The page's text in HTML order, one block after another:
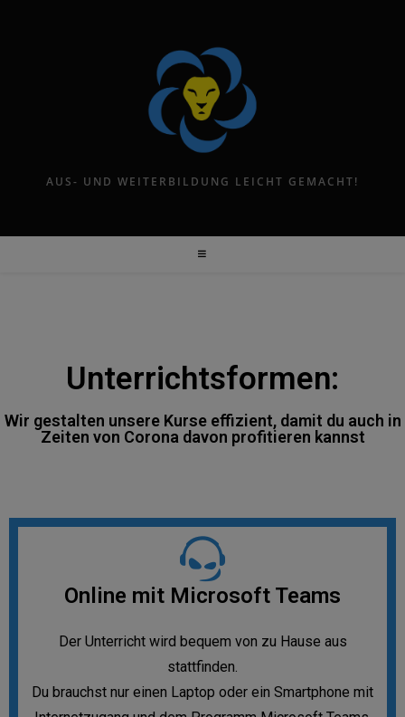
AUS- UND WEITERBILDUNG LEICHT GEMACHT!
Unterrichtsformen:
Wir gestalten unsere Kurse effizient, damit du auch in
Zeiten von Corona davon profitieren kannst
Online mit Microsoft Teams
Der Unterricht wird bequem von zu Hause aus
stattfinden.
Du brauchst nur einen Laptop oder ein Smartphone mit